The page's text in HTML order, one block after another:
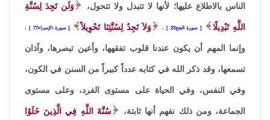
الناس بالاطلاع عليها؛ لأنها لا تتبدل ولا تتحول، وَلَن تَجِدَ لِسُنَّةِ
اللَّهِ تَبْدِيلًا سورة الفتح23 ، وَلاَ تَجِدُ لِسُنَّتِنَا تَحْوِيلاً سورة الإسراء77 ،
وإنما المهم أن يكون عندنا قلوب تفقهها، وأعين تبصرها، وآذان
تسمعها، وقد ذكر الله في كتابه عدداً كبيراً من السنن في الكون،
وفي النفس، وفي الحياة على مستوى الفرد، وعلى مستوى
الجماعة، ومن ذلك نفهم أنها ثابتة، سُنَّةَ اللَّهِ فِي الَّذِينَ خَلَوْا